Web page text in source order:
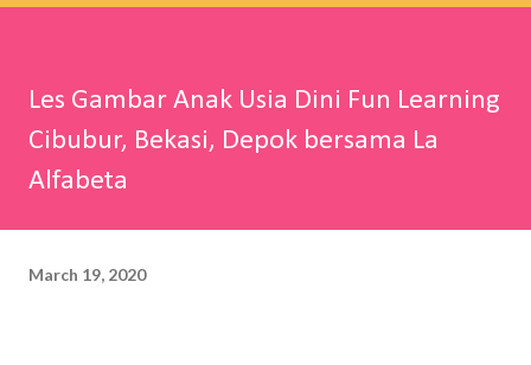
Les Gambar Anak Usia Dini Fun Learning
Cibubur, Bekasi, Depok bersama La
Alfabeta
March 19, 2020